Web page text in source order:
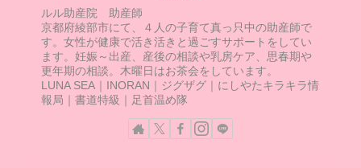
ルル助産院 助産師
京都府綾部市にて、４人の子育て真っ只中の助産師で
す。女性が健康で活き活きと過ごすサポートをしてい
ます。妊娠～出産、産後の相談や乳房ケア、思春期や
更年期の相談。木曜日はお茶会をしています。
LUNA SEA｜INORAN｜ジグザグ｜にしやたキラキラ情
報局｜書道特級｜足首温め隊